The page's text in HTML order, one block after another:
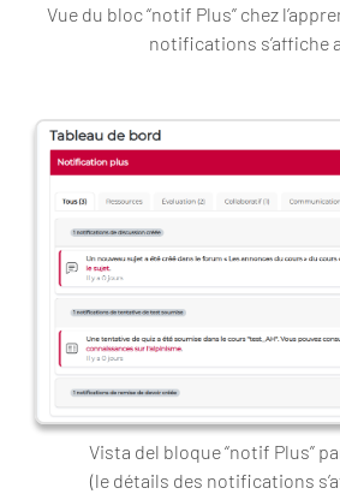
Vue du bloc “notif Plus” chez
notifications s’affiche
Vista del bloque “notif Plus”
(le détails des notifications